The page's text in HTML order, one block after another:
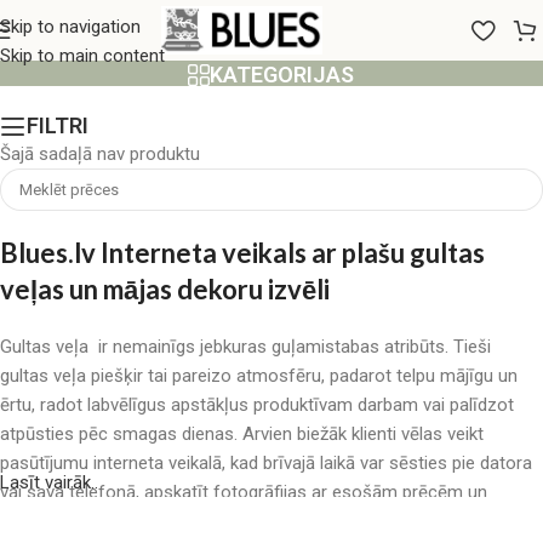
Skip to navigation
Skip to main content75x150 cm
KATEGORIJAS
FILTRI
Šajā sadaļā nav produktu
Blues.lv Interneta veikals ar plašu gultas
veļas un mājas dekoru izvēli
Gultas veļa ir nemainīgs jebkuras guļamistabas atribūts. Tieši
gultas veļa piešķir tai pareizo atmosfēru, padarot telpu mājīgu un
ērtu, radot labvēlīgus apstākļus produktīvam darbam vai palīdzot
atpūsties pēc smagas dienas. Arvien biežāk klienti vēlas veikt
pasūtījumu interneta veikalā, kad brīvajā laikā var sēsties pie datora
vai sava telefonā, apskatīt fotogrāfijas ar esošām prēcēm un
Lasīt vairāk..